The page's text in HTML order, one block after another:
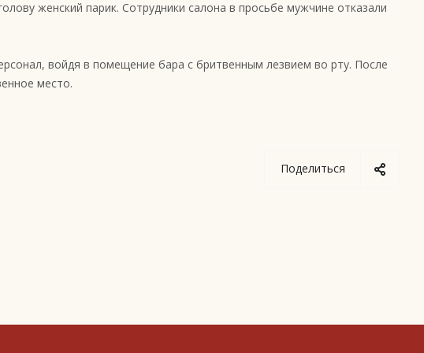
женский парик. Сотрудники салона в просьбе мужчине отказали
войдя в помещение бара с бритвенным лезвием во рту. После
место.
Поделиться